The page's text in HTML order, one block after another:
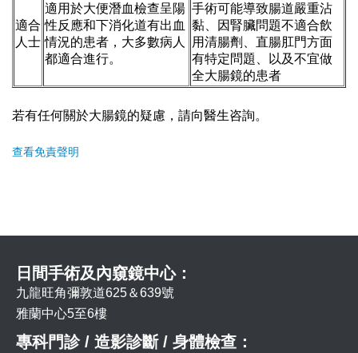
適合
人士
適用於大便潛血檢查呈陽
性反應和下消化道有出血
情況的患者，大多數病人
都適合進行。
手術可能導致腸道嚴重沾
黏、因腎臟問題不適合飲
用清腸劑、直腸肛門方面
有特定問題、以及不宜做
全大腸鏡的患者
若有任何關於大腸鏡的疑慮，請向醫生咨詢。
查看免責聲明
日間手術及內窺鏡中心：
九龍旺角彌敦道625＆639號
雅蘭中心5至6樓
專科門診 / 造影診斷 / 身體檢查：